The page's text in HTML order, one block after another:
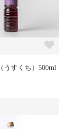
うすくち）500ml